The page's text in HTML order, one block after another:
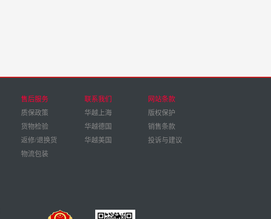
售后服务
质保政策
货物检验
返修/退换货
物流包装
联系我们
华越上海
华越德国
华越美国
网站条款
版权保护
销售条款
投诉与建议